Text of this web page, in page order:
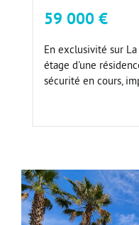
59 000 €
En exclusivité sur
étage d'une
sécurité en cours,